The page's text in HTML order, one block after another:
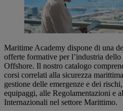
Maritime Academy dispone di una
offerte formative per l’industria
Offshore. Il nostro catalogo
corsi correlati alla sicurezza
gestione delle emergenze e dei
equipaggi, alle Regolamentazioni e
Internazionali nel settore Marittimo.